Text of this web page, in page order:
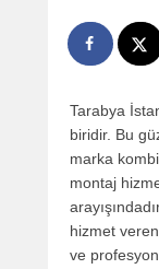
Tarabya
biridir. Bu
marka
montaj
hizmet
ve